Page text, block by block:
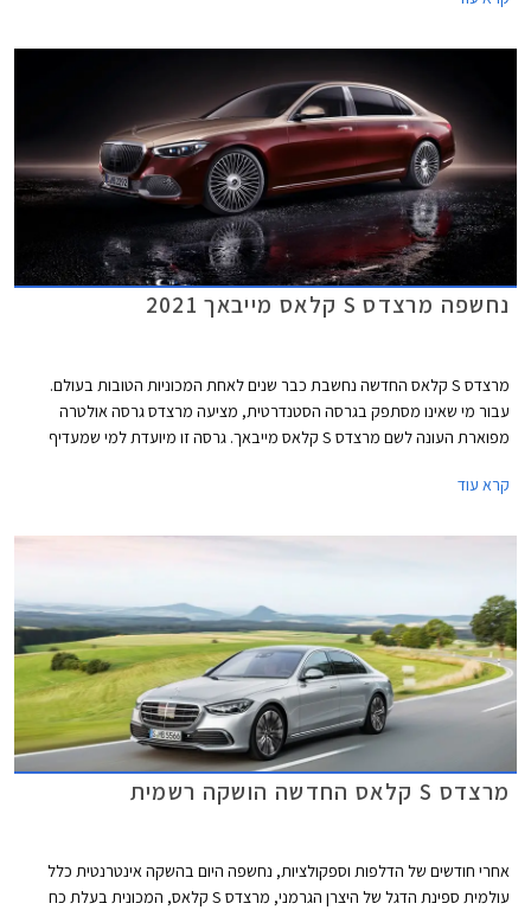
נחשפה מרצדס S קלאס מייבאך 2021
מרצדס S קלאס החדשה נחשבת כבר שנים לאחת המכוניות הטובות בעולם.
עבור מי שאינו מסתפק בגרסה הסטנדרטית, מציעה מרצדס גרסה אולטרה
מפוארת העונה לשם מרצדס S קלאס מייבאך. גרסה זו מיועדת למי שמעדיף
קרא עוד
מרצדס S קלאס החדשה הושקה רשמית
אחרי חודשים של הדלפות וספקולציות, נחשפה היום בהשקה אינטרנטית כלל
עולמית ספינת הדגל של היצרן הגרמני, מרצדס S קלאס, המכונית בעלת כח